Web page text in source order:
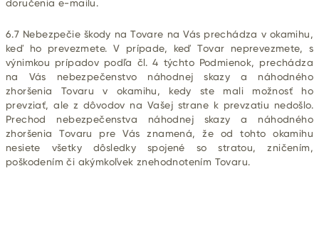
doručenia e-mailu.
6.7 Nebezpečie škody na Tovare na Vás prechádza v okamihu,
keď ho prevezmete. V prípade, keď Tovar neprevezmete, s
výnimkou prípadov podľa čl.4 týchto Podmienok, prechádza
na Vás nebezpečenstvo náhodnej skazy a náhodného
zhoršenia Tovaru v okamihu, kedy ste mali možnosť ho
prevziať, ale z dôvodov na Vašej strane k prevzatiu nedošlo.
Prechod nebezpečenstva náhodnej skazy a náhodného
zhoršenia Tovaru pre Vás znamená, že od tohto okamihu
nesiete všetky dôsledky spojené so stratou, zničením,
poškodením či akýmkoľvek znehodnotením Tovaru.